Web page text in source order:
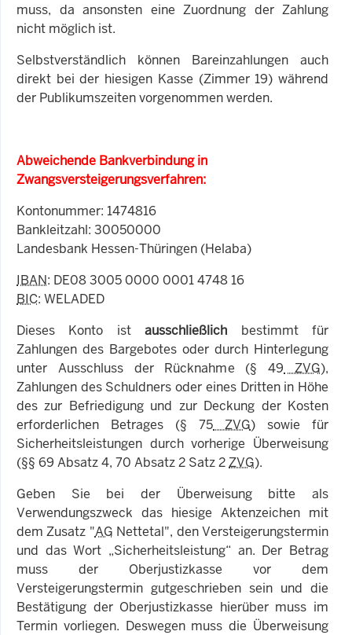
muss, da ansonsten eine Zuordnung der Zahlung
nicht möglich ist.
Selbstverständlich können Bareinzahlungen auch
direkt bei der hiesigen Kasse (Zimmer 19) während
der Publikumszeiten vorgenommen werden.
Abweichende Bankverbindung in
Zwangsversteigerungsverfahren:
Kontonummer: 1474816
Bankleitzahl: 30050000
Landesbank Hessen-Thüringen (Helaba)
IBAN: DE08 3005 0000 0001 4748 16
BIC: WELADED
Dieses Konto istausschließlich bestimmt für
Zahlungen des Bargebotes oder durch Hinterlegung
unter Ausschluss der Rücknahme (§ 49 ZVG),
Zahlungen des Schuldners oder eines Dritten in Höhe
des zur Befriedigung und zur Deckung der Kosten
erforderlichen Betrages (§ 75 ZVG) sowie für
Sicherheitsleistungen durch vorherige Überweisung
(§§ 69 Absatz 4, 70 Absatz 2 Satz 2ZVG).
Geben Sie bei der Überweisung bitte als
Verwendungszweck das hiesige Aktenzeichen mit
dem Zusatz "AG Nettetal", den Versteigerungstermin
und das Wort „Sicherheitsleistung“ an. Der Betrag
muss der Oberjustizkasse vor dem
Versteigerungstermin gutgeschrieben sein und die
Bestätigung der Oberjustizkasse hierüber muss im
Termin vorliegen. Deswegen muss die Überweisung